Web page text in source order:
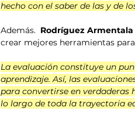
hecho con el saber de las y de
Además. Rodríguez
crear mejores herramientas
La evaluación constituye un
aprendizaje. Así, las
para convertirse en verdaderas
lo largo de toda la trayectoria